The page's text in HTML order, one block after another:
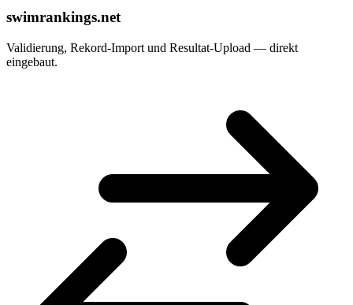
swimrankings.net
Validierung, Rekord-Import und Resultat-Upload — direkt
eingebaut.